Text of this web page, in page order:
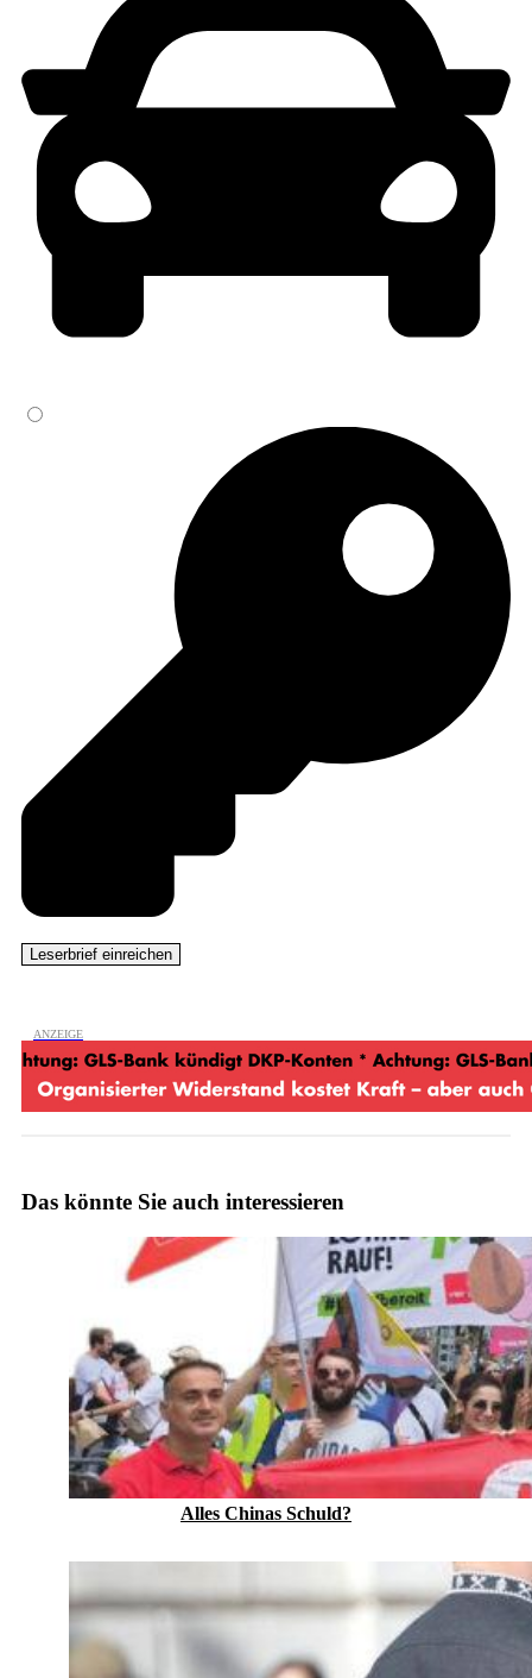
Das könnte Sie auch interessieren
Alles Chinas Schuld?